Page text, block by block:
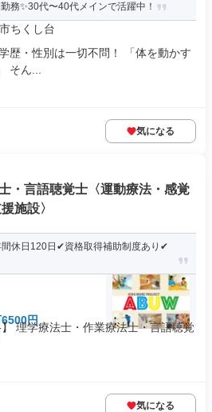
務✨30代〜40代メインで活躍中！
ちくし台
歴・性別は一切不問！ 「体を動かす
そん...
気になる
・言語聴覚士〈運動療法・感覚
施設〉
休日120日✔資格取得補助制度あり✔
円
理学療法士・作業療法士・言語聴覚
気になる